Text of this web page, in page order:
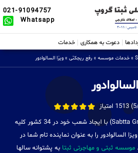
021-91094757
Whatsapp
دعوت به همکاری خدمات
» خدمات موسسه » رفع ریجکتی » ویزا السالوادور
(Sabtta Group) با ایجاد شعب خود در 34 کشور کلیه
ویزا السالوادور را به عنوان نماینده تام شما در
موسسه ثبتی و مهاجرتی ثبتا به پشتوانه سالها